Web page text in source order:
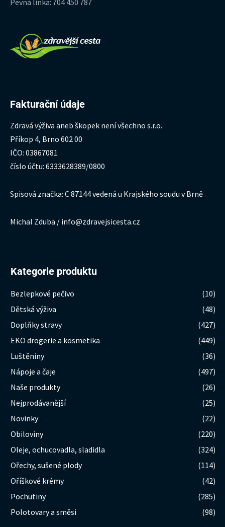
Fakturační údaje
Zdravá výživa aneb škopek není všechno s.r.o.
Příkop 4, Brno 602 00
IČO: 03867081
číslo účtu: 6333628389/0800
Spisová značka: C 87144 vedená u Krajského soudu v Brně
Michal Zduba / info@zdravejsicesta.cz
Kategorie produktu
Bezlepkové pečivo
(10)
Dětská výživa
(48)
Doplňky stravy
(427)
EKO drogerie a kosmetika
(449)
Luštěniny
(36)
Nápoje a čaje
(497)
Naše produkty
(26)
Nejprodávanější
(25)
Novinky
(22)
Obiloviny
(220)
Oleje, ochucovadla, sladidla
(324)
Ořechy, sušené plody
(114)
Oříškové krémy
(42)
Pochutiny
(285)
Polotovary a směsi
(98)